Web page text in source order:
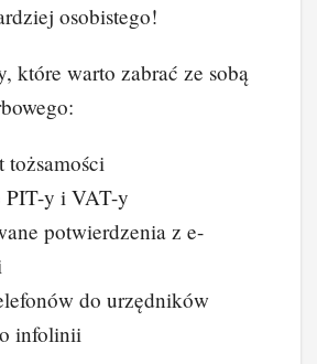
osobistego!
które warto zabrać ze sobą
tożsamości
PIT-y i VAT-y
potwierdzenia z e-
do urzędników
infolinii